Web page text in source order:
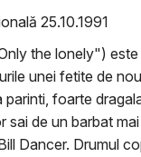
25.10.1991
the lonely")
unei fetite de
parinti, foarte
sai de un barbat
Dancer. Drumul